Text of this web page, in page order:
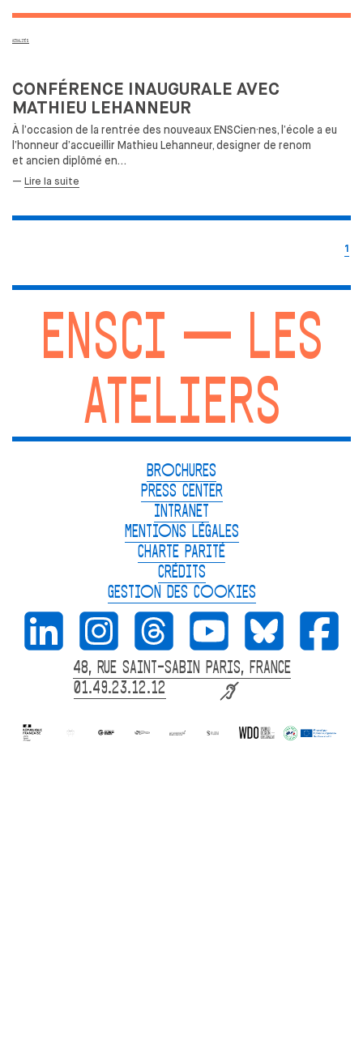
ACTUALITÉS
CONFÉRENCE INAUGURALE AVEC
MATHIEU LEHANNEUR
À l’occasion de la rentrée des nouveaux ENSCien·nes, l’école a eu
l’honneur d’accueillir Mathieu Lehanneur, designer de renom
et ancien diplômé en…
— Lire la suite
1
ENSCI — LES
ATELIERS
BROCHURES
PRESS CENTER
INTRANET
MENTIONS LÉGALES
CHARTE PARITÉ
CRÉDITS
GESTION DES COOKIES
48, RUE SAINT-SABIN PARIS, FRANCE
01.49.23.12.12